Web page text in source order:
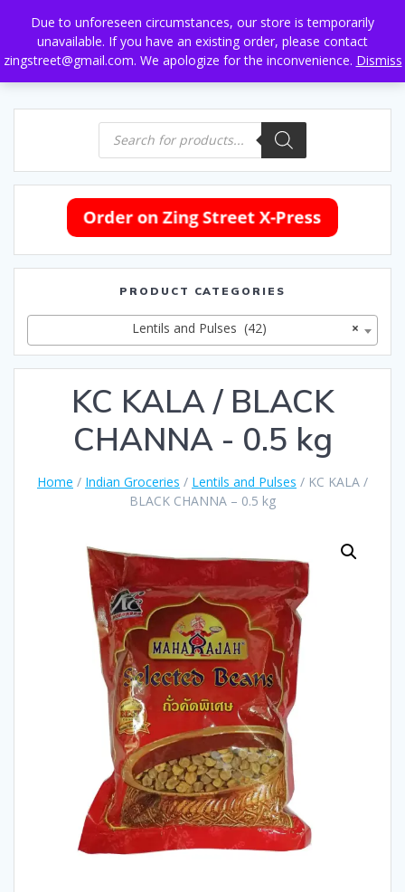
Due to unforeseen circumstances, our store is temporarily
unavailable. If you have an existing order, please contact
zingstreet@gmail.com. We apologize for the inconvenience. Dismiss
to
content
Products
search
PRODUCT CATEGORIES
×
Lentils and Pulses (42)
KC KALA / BLACK
CHANNA - 0.5 kg
Home / Indian Groceries / Lentils and Pulses / KC KALA /
BLACK CHANNA – 0.5 kg